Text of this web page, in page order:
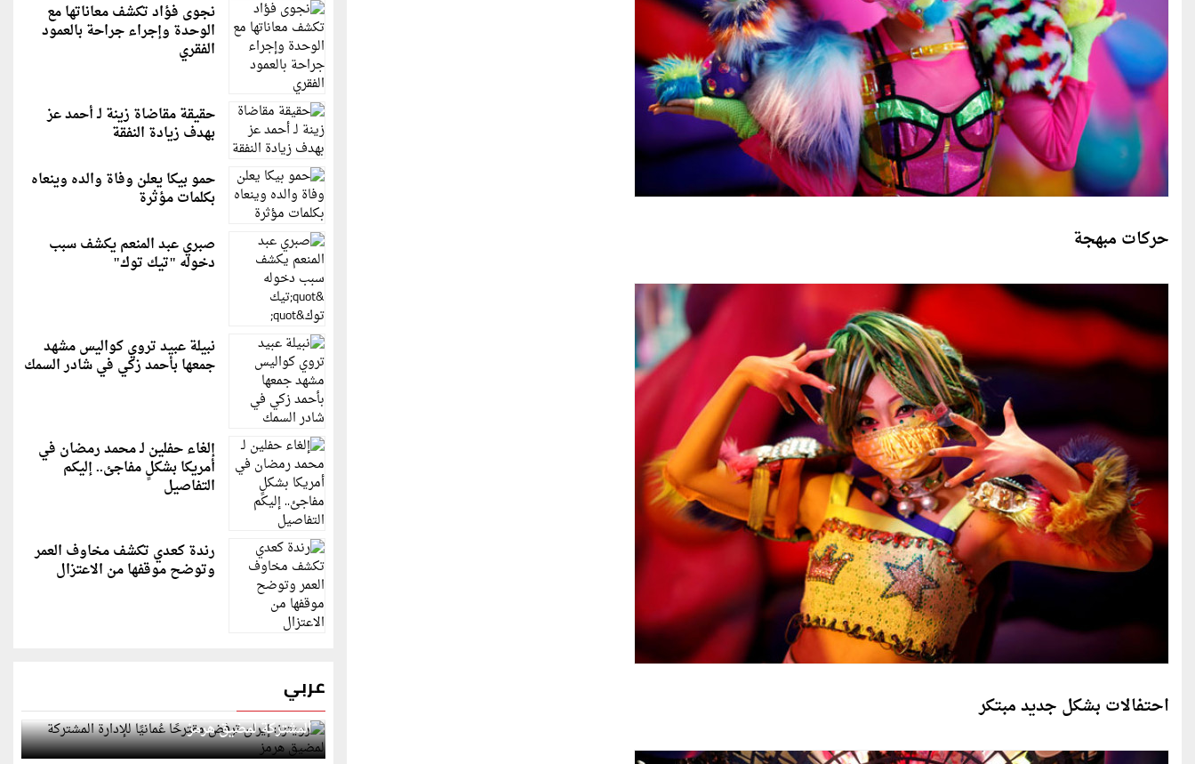
حركات مبهجة
احتفالات بشكل جديد مبتكر
نجوى فؤاد تكشف معاناتها مع
الوحدة وإجراء جراحة بالعمود
الفقري
حقيقة مقاضاة زينة لـ أحمد عز
بهدف زيادة النفقة
حمو بيكا يعلن وفاة والده وينعاه
بكلمات مؤثرة
صبري عبد المنعم يكشف سبب
دخوله "تيك توك"
نبيلة عبيد تروي كواليس مشهد
جمعها بأحمد زكي في شادر السمك
إلغاء حفلين لـ محمد رمضان في
أمريكا بشكلٍ مفاجئ.. إليكم
التفاصيل
رندة كعدي تكشف مخاوف العمر
وتوضح موقفها من الاعتزال
عربي
رويترز: إيران ترفض مقترحًا عُمانيًا للإدارة
المشتركة لمضيق هرمز